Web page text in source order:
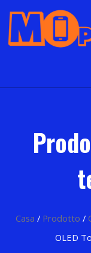
Casa / Prodotto /
OLED